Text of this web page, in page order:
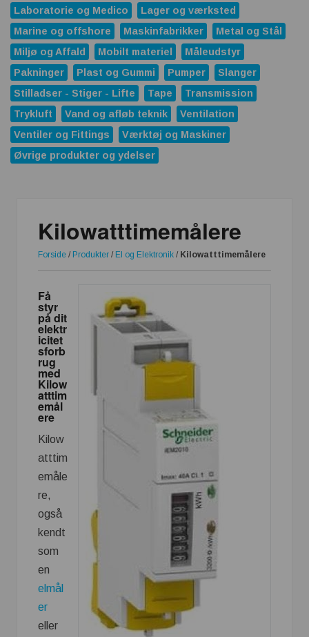
Laboratorie og Medico
Lager og værksted
Marine og offshore
Maskinfabrikker
Metal og Stål
Miljø og Affald
Mobilt materiel
Måleudstyr
Pakninger
Plast og Gummi Pumper
Slanger
Stilladser - Stiger - Lifte
Tape
Transmission
Trykluft
Vand og afløb teknik
Ventilation
Ventiler og Fittings
Værktøj og Maskiner
Øvrige produkter og ydelser
Kilowatttimemålere
Forside / Produkter / El og Elektronik / Kilowatttimemålere
Få
styr
på dit
elektr
icitet
sforb
rug
med
Kilow
atttim
emål
ere
Kilow
atttim
emåle
re,
også
kendt
som
en
elmål
er
eller